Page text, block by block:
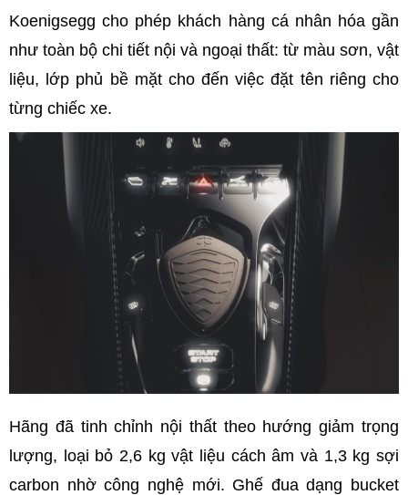
Koenigsegg cho phép khách hàng cá nhân hóa gần
như toàn bộ chi tiết nội và ngoại thất: từ màu sơn, vật
liệu, lớp phủ bề mặt cho đến việc đặt tên riêng cho
từng chiếc xe.
Hãng đã tinh chỉnh nội thất theo hướng giảm trọng
lượng, loại bỏ 2,6 kg vật liệu cách âm và 1,3 kg sợi
carbon nhờ công nghệ mới. Ghế đua dạng bucket